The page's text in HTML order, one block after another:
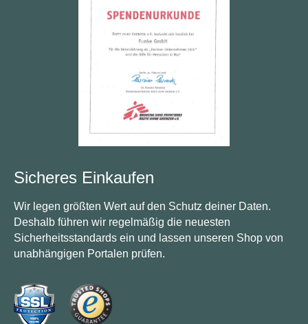
Sicheres Einkaufen
Wir legen größten Wert auf den Schutz deiner Daten.
Deshalb führen wir regelmäßig die neuesten
Sicherheitsstandards ein und lassen unseren Shop von
unabhängigen Portalen prüfen.